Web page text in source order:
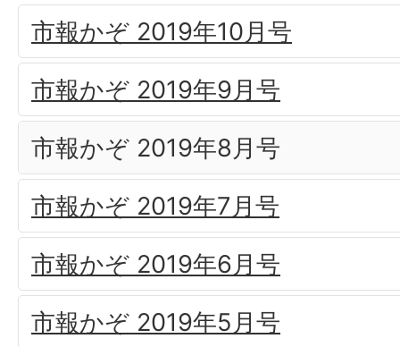
市報かぞ 2019年10月号
市報かぞ 2019年9月号
市報かぞ 2019年8月号
市報かぞ 2019年7月号
市報かぞ 2019年6月号
市報かぞ 2019年5月号